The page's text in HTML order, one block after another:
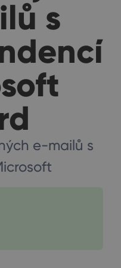
s
e-mailů s